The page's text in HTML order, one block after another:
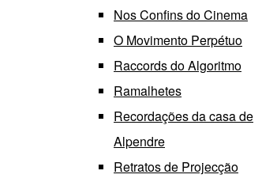
Nos Confins do Cinema
O Movimento Perpétuo
Raccords do Algoritmo
Ramalhetes
Recordações da casa de
Alpendre
Retratos de Projecção